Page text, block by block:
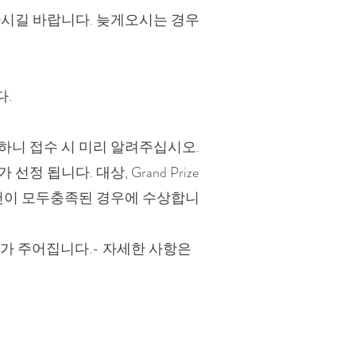
길 바랍니다. 늦게오시는 경우
.
니 접수 시 미리 알려주십시오.
정 됩니다. 대상, Grand Prize
모두충족된 경우에 수상합니
주어집니다.- 자세한 사항은